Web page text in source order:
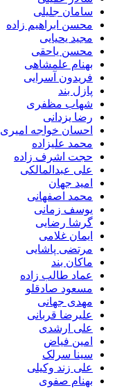
سامان جلیلی
محسن ابراهیم زاده
مجید یحیایی
محسن یاحقی
بهنام علمشاهی
فریدون آسرایی
پازل بند
شهاب مظفری
رضا یزدانی
احسان خواجه امیری
محمد علیزاده
حجت اشرف زاده
علی عبدالمالکی
امید جهان
محمد اصفهانی
یوسف زمانی
گرشا رضایی
ایمان غلامی
مرتضی پاشایی
ماکان بند
عماد طالب زاده
مسعود صادقلو
مهدی جهانی
علیرضا قربانی
علی ارشدی
امین فیاض
سینا سرلک
علی زند وکیلی
بهنام صفوی